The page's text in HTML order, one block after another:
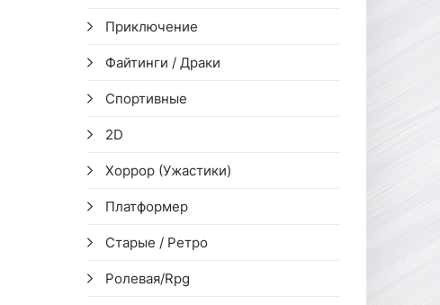
Приключение
Файтинги / Драки
Спортивные
2D
Хоррор (Ужастики)
Платформер
Старые / Ретро
Ролевая/Rpg